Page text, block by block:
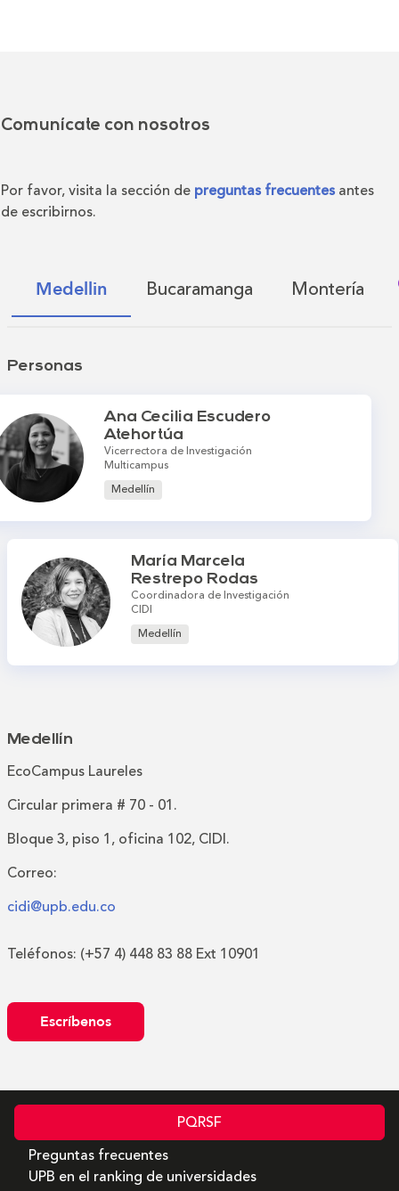
Comunícate con nosotros
Por favor, visita la sección de preguntas frecuentes antes
de escribirnos.
Medellin Bucaramanga Montería
Personas
Ana Cecilia Escudero
Atehortúa
Vicerrectora de Investigación
Multicampus
Medellín
María Marcela
Restrepo Rodas
Coordinadora de Investigación
CIDI
Medellín
Medellín
EcoCampus Laureles
Circular primera # 70 - 01.
Bloque 3, piso 1, oficina 102, CIDI.
Correo:
cidi@upb.edu.co
Teléfonos: (+57 4) 448 83 88 Ext 10901
Escríbenos
PQRSF
Preguntas frecuentes
UPB en el ranking de universidades